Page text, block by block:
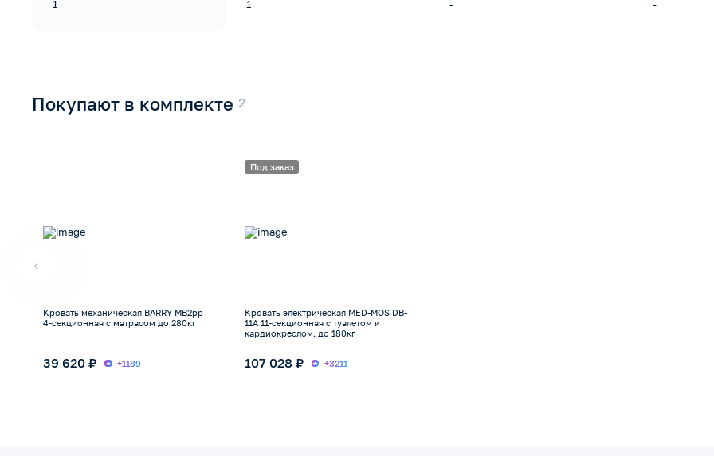
1
1 - -
Покупают в комплекте
Кровать механическая BARRY MB2pp
4-секционная с матрасом до 280кг
39 620 ₽ +1189
Под заказ
Кровать электрическая MED-MOS DB-
11А 11-секционная с туалетом и
кардиокреслом, до 180кг
107 028 ₽ +3211